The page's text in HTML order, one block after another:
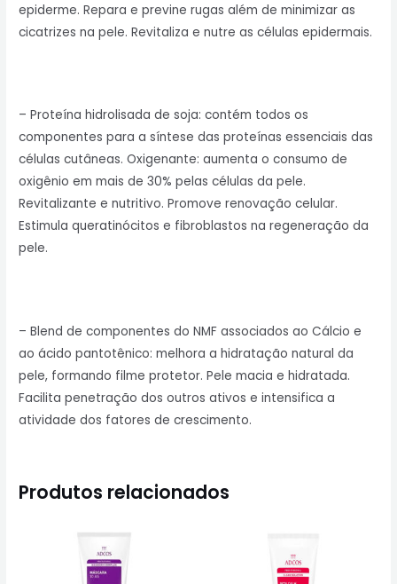
epiderme. Repara e previne rugas além de minimizar as
cicatrizes na pele. Revitaliza e nutre as células epidermais.
– Proteína hidrolisada de soja: contém todos os
componentes para a síntese das proteínas essenciais das
células cutâneas. Oxigenante: aumenta o consumo de
oxigênio em mais de 30% pelas células da pele.
Revitalizante e nutritivo. Promove renovação celular.
Estimula queratinócitos e fibroblastos na regeneração da
pele.
– Blend de componentes do NMF associados ao Cálcio e
ao ácido pantotênico: melhora a hidratação natural da
pele, formando filme protetor. Pele macia e hidratada.
Facilita penetração dos outros ativos e intensifica a
atividade dos fatores de crescimento.
Produtos relacionados